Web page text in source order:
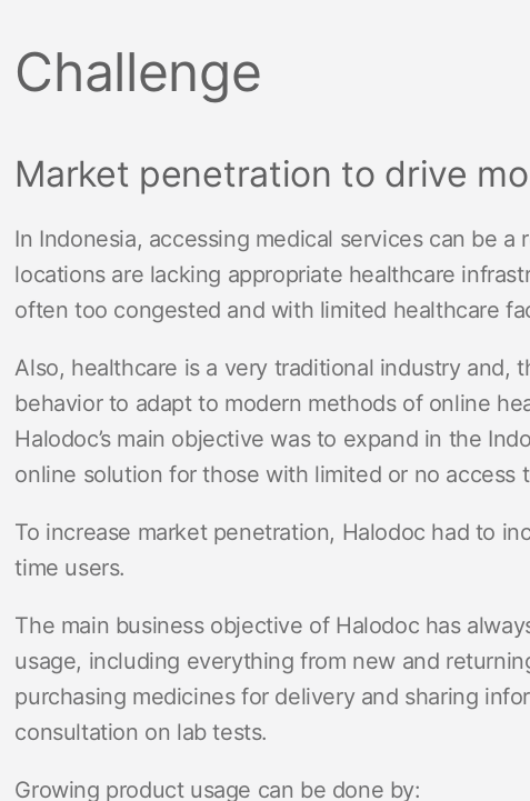
Challenge
Market penetration to drive
In Indonesia, accessing medical services can be a
locations are lacking appropriate healthcare
often too congested and with limited healthcare
Also, healthcare is a very traditional industry and,
behavior to adapt to modern methods of online
Halodoc’s main objective was to expand in the
online solution for those with limited or no access
To increase market penetration, Halodoc had to
time users.
The main business objective of Halodoc has
usage, including everything from new and
purchasing medicines for delivery and sharing
consultation on lab tests.
Growing product usage can be done by: